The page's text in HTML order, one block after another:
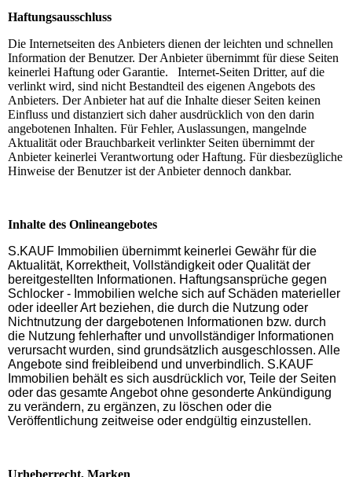
Haftungsausschluss
Die Internetseiten des Anbieters dienen der leichten und schnellen
Information der Benutzer. Der Anbieter übernimmt für diese Seiten
keinerlei Haftung oder Garantie.
Internet-Seiten Dritter, auf die
verlinkt wird, sind nicht Bestandteil des eigenen Angebots des
Anbieters. Der Anbieter hat auf die Inhalte dieser Seiten keinen
Einfluss und distanziert sich daher ausdrücklich von den darin
angebotenen Inhalten. Für Fehler, Auslassungen, mangelnde
Aktualität oder Brauchbarkeit verlinkter Seiten übernimmt der
Anbieter keinerlei Verantwortung oder Haftung. Für diesbezügliche
Hinweise der Benutzer ist der Anbieter dennoch dankbar.
Inhalte des Onlineangebotes
S.KAUF Immobilien übernimmt keinerlei Gewähr für die
Aktualität, Korrektheit, Vollständigkeit oder Qualität der
bereitgestellten Informationen. Haftungsansprüche gegen
Schlocker - Immobilien welche sich auf Schäden materieller
oder ideeller Art beziehen, die durch die Nutzung oder
Nichtnutzung der dargebotenen Informationen bzw. durch
die Nutzung fehlerhafter und unvollständiger Informationen
verursacht wurden, sind grundsätzlich ausgeschlossen. Alle
Angebote sind freibleibend und unverbindlich. S.KAUF
Immobilien behält es sich ausdrücklich vor, Teile der Seiten
oder das gesamte Angebot ohne gesonderte Ankündigung
zu verändern, zu ergänzen, zu löschen oder die
Veröffentlichung zeitweise oder endgültig einzustellen.